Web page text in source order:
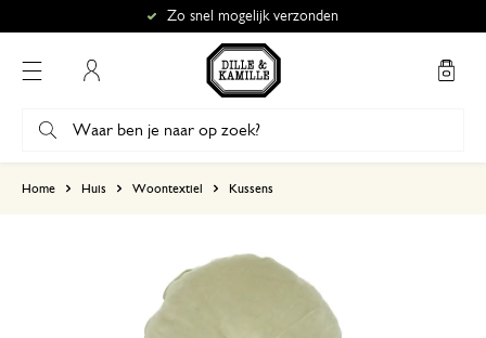
Zo snel mogelijk verzonden
Home Huis Woontextiel Kussens